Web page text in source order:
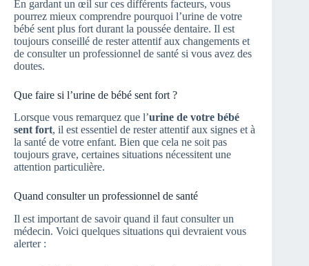
En gardant un œil sur ces différents facteurs, vous
pourrez mieux comprendre pourquoi l’urine de votre
bébé sent plus fort durant la poussée dentaire. Il est
toujours conseillé de rester attentif aux changements et
de consulter un professionnel de santé si vous avez des
doutes.
Que faire si l’urine de bébé sent fort ?
Lorsque vous remarquez que l’urine de votre bébé
sent fort, il est essentiel de rester attentif aux signes et à
la santé de votre enfant. Bien que cela ne soit pas
toujours grave, certaines situations nécessitent une
attention particulière.
Quand consulter un professionnel de santé
Il est important de savoir quand il faut consulter un
médecin. Voici quelques situations qui devraient vous
alerter :